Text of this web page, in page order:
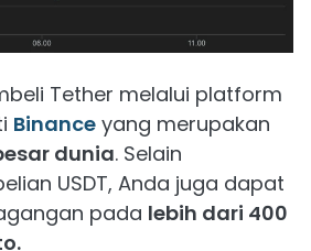
Tether melalui platform
Binance yang merupakan
dunia. Selain
USDT, Anda juga dapat
pada lebih dari 400